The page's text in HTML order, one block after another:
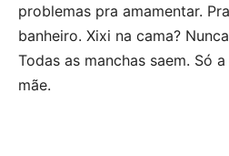
problemas pra amamentar.
banheiro. Xixi na cama?
Todas as manchas saem. Só
mãe.